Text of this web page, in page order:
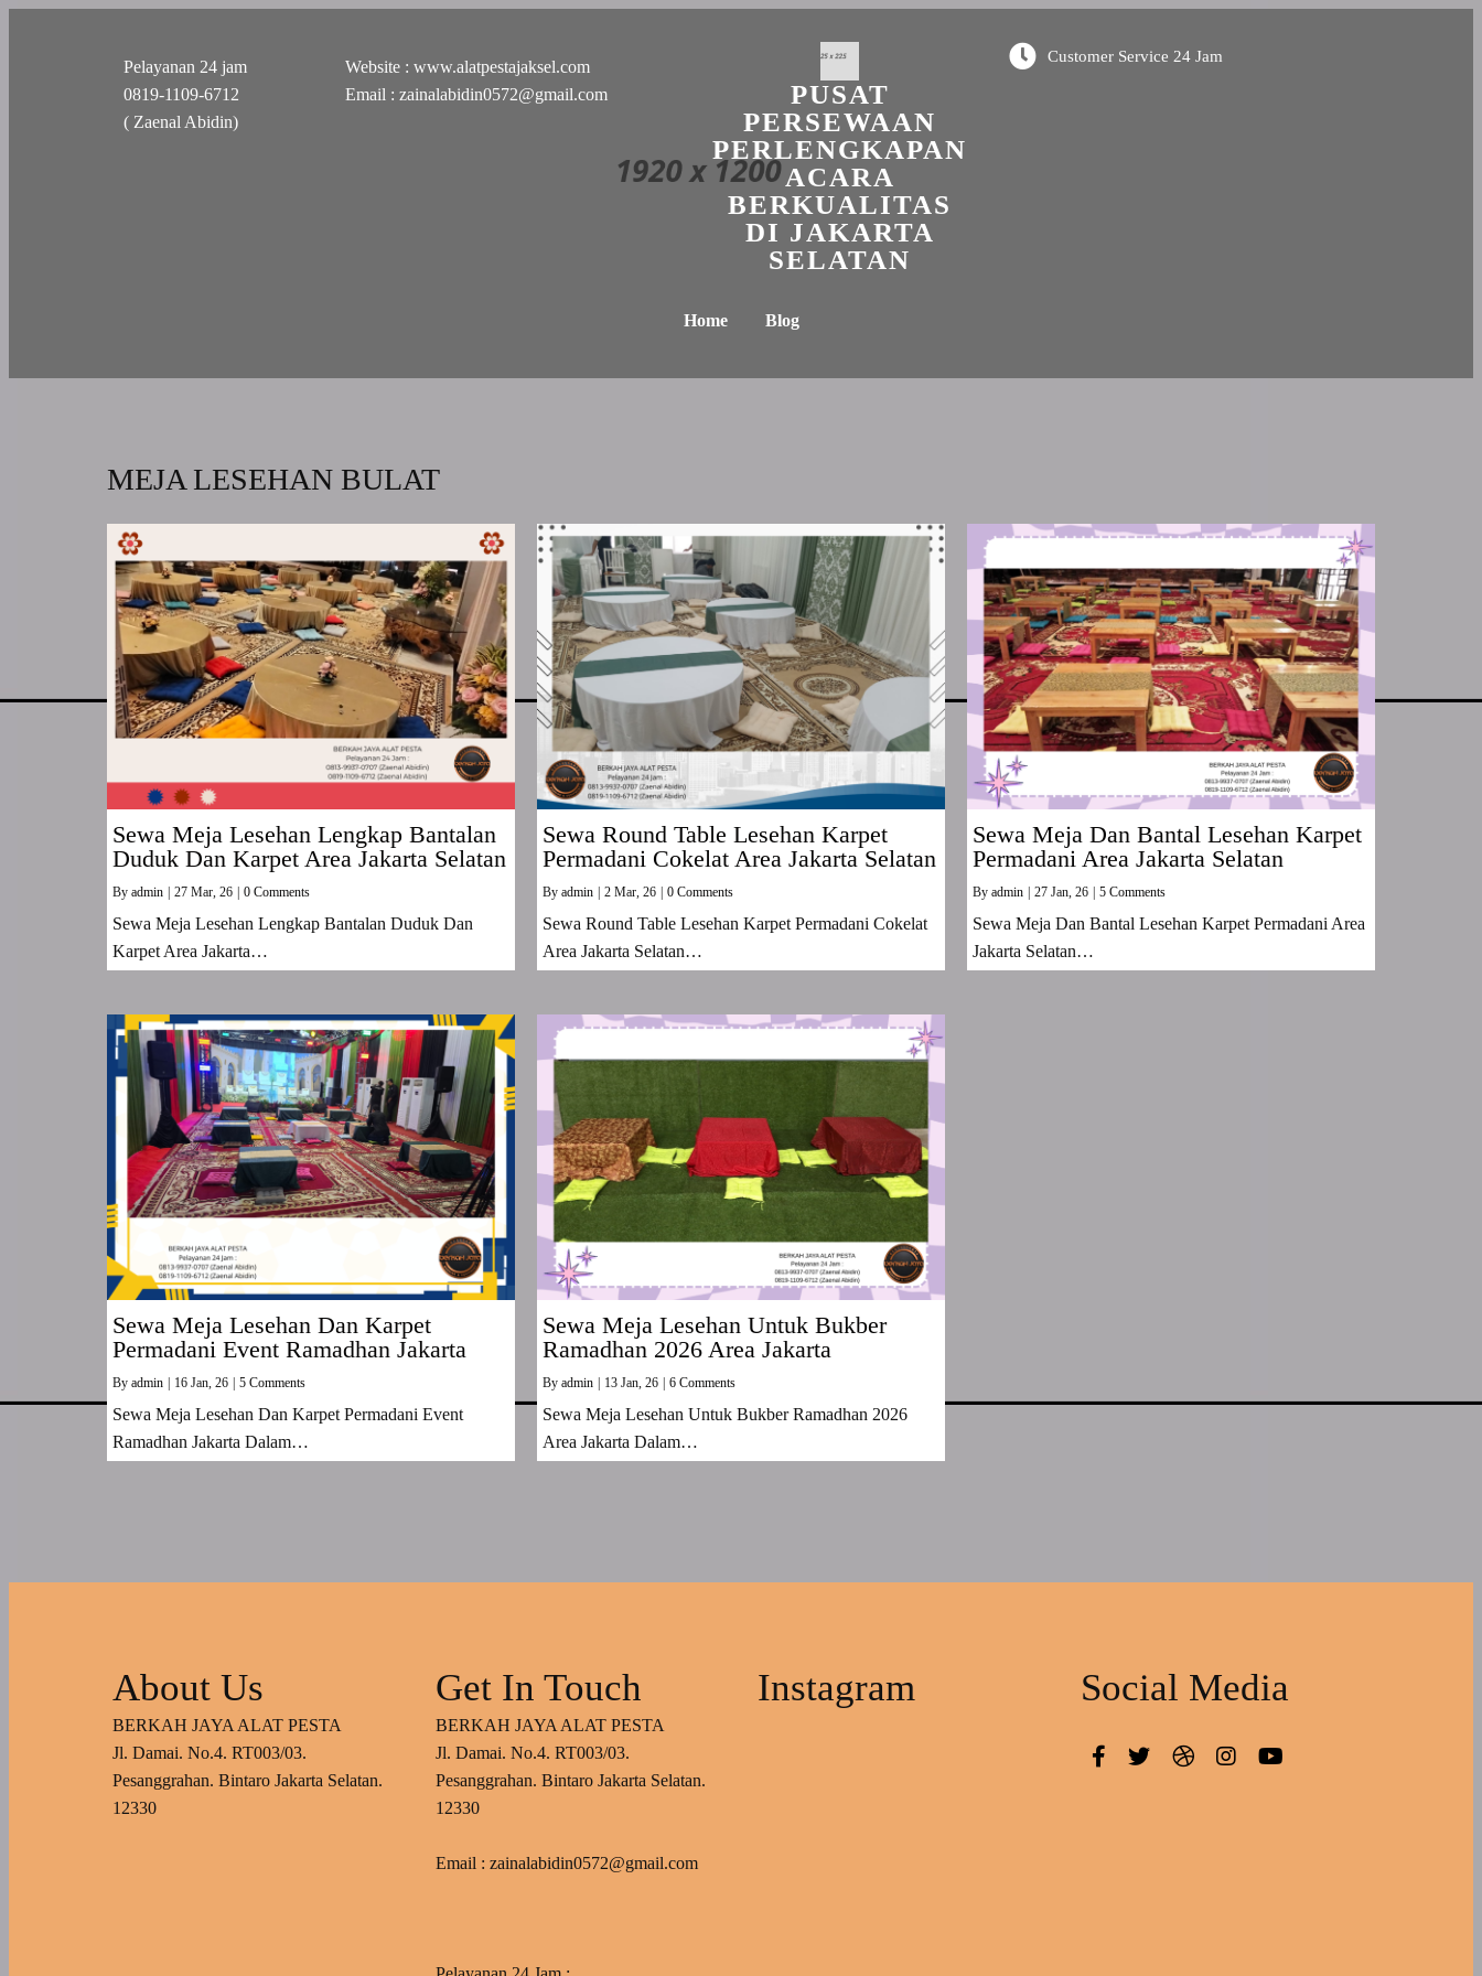
Pelayanan 24 jam
0819-1109-6712
( Zaenal Abidin)
Website : www.alatpestajaksel.com
Email : zainalabidin0572@gmail.com
PUSAT
PERSEWAAN
PERLENGKAPAN
ACARA
BERKUALITAS
DI JAKARTA
SELATAN
Customer Service 24 Jam
Home Blog
MEJA LESEHAN BULAT
Sewa Meja Lesehan Lengkap Bantalan
Duduk Dan Karpet Area Jakarta Selatan
By admin 27 Mar, 26 0 Comments
Sewa Meja Lesehan Lengkap Bantalan Duduk Dan
Karpet Area Jakarta…
Sewa Round Table Lesehan Karpet
Permadani Cokelat Area Jakarta Selatan
By admin 2 Mar, 26 0 Comments
Sewa Round Table Lesehan Karpet Permadani Cokelat
Area Jakarta Selatan…
Sewa Meja Dan Bantal Lesehan Karpet
Permadani Area Jakarta Selatan
By admin 27 Jan, 26 5 Comments
Sewa Meja Dan Bantal Lesehan Karpet Permadani Area
Jakarta Selatan…
Sewa Meja Lesehan Dan Karpet
Permadani Event Ramadhan Jakarta
By admin 16 Jan, 26 5 Comments
Sewa Meja Lesehan Dan Karpet Permadani Event
Ramadhan Jakarta Dalam…
Sewa Meja Lesehan Untuk Bukber
Ramadhan 2026 Area Jakarta
By admin 13 Jan, 26 6 Comments
Sewa Meja Lesehan Untuk Bukber Ramadhan 2026
Area Jakarta Dalam…
About Us
BERKAH JAYA ALAT PESTA
Jl. Damai. No.4. RT003/03.
Pesanggrahan. Bintaro Jakarta Selatan.
12330
Get In Touch
BERKAH JAYA ALAT PESTA
Jl. Damai. No.4. RT003/03.
Pesanggrahan. Bintaro Jakarta Selatan.
12330
Email : zainalabidin0572@gmail.com
Instagram Social Media